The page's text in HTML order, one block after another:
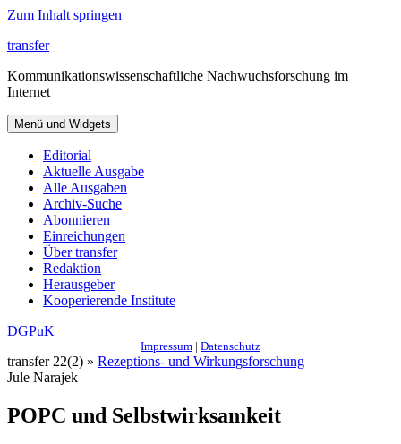
Zum Inhalt springen
transfer
Kommunikationswissenschaftliche Nachwuchsforschung im
Internet
Menü und Widgets
Editorial
Aktuelle Ausgabe
Alle Ausgaben
Archiv-Suche
Abonnieren
Einreichungen
Über transfer
Redaktion
Herausgeber
Kooperierende Institute
DGPuK
Impressum | Datenschutz
transfer 22(2) » Rezeptions- und Wirkungsforschung
Jule Narajek
POPC und Selbstwirksamkeit